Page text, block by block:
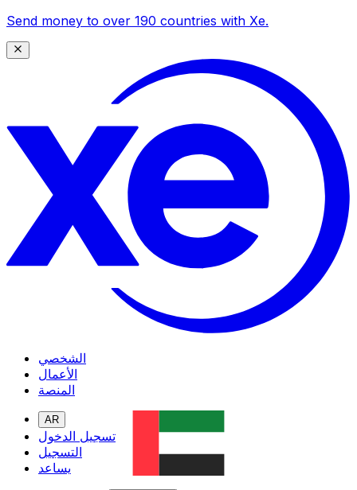
Send money to over 190 countries with Xe.
الشخصي
الأعمال
المنصة
AR
تسجيل الدخول
التسجيل
يساعد